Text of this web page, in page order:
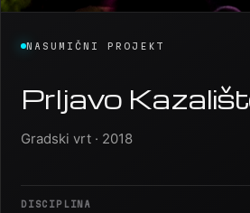
NASUMIČNI PROJEKT
Prljavo Kazalište
Gradski vrt · 2018